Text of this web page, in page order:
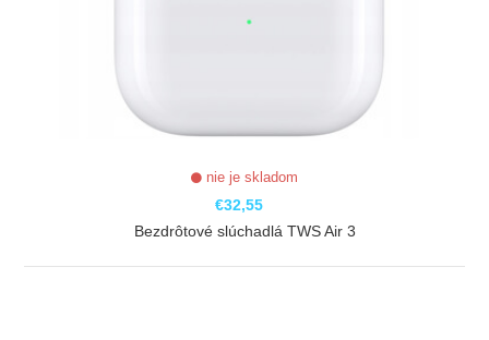
nie je skladom
€32,55
Bezdrôtové slúchadlá TWS Air 3